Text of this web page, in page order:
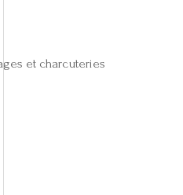
et charcuteries